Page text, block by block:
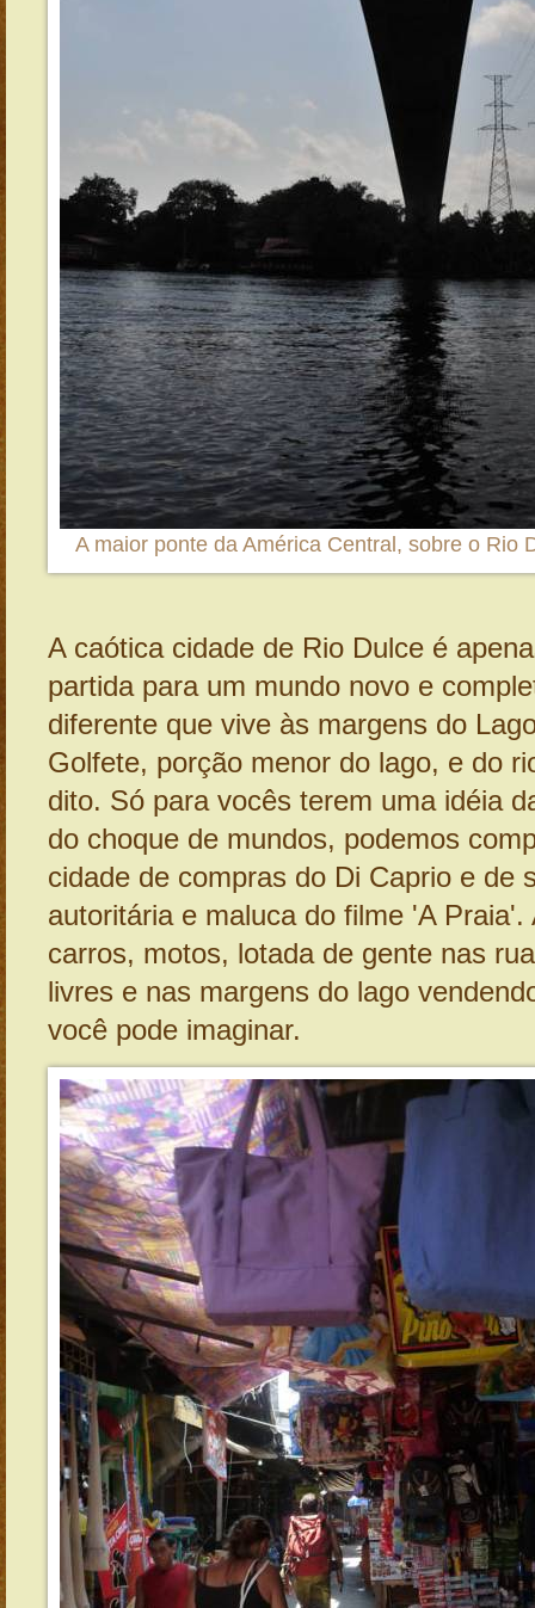
A maior ponte da América Central, sobre o Rio
A caótica cidade de Rio Dulce é
partida para um mundo novo e
diferente que vive às margens do
Golfete, porção menor do lago, e do
dito. Só para vocês terem uma idéia
do choque de mundos, podemos
cidade de compras do Di Caprio e de
autoritária e maluca do filme 'A Praia'.
carros, motos, lotada de gente nas
livres e nas margens do lago
você pode imaginar.